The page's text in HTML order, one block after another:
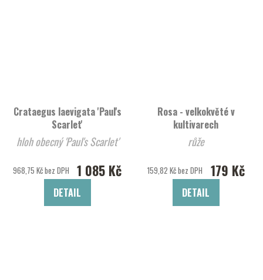
Crataegus laevigata 'Paul's
Scarlet'
hloh obecný 'Paul's Scarlet'
968,75 Kč bez DPH 1 085 Kč
DETAIL
Rosa - velkokvěté v
kultivarech
růže
159,82 Kč bez DPH 179 Kč
DETAIL